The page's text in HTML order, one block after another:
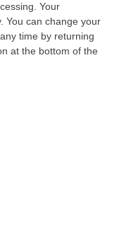
Your
You can change your
time by returning
at the bottom of the